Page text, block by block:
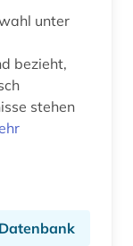
unter
bezieht,
stehen